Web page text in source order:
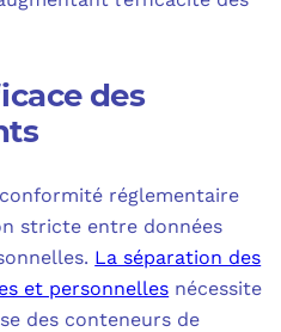
des
réglementaire
stricte entre données
La séparation des
et personnelles nécessite
des conteneurs de